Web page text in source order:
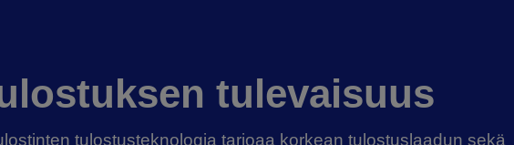
tulevaisuus
tulostusteknologia tarjoaa korkean tulostuslaadun sekä